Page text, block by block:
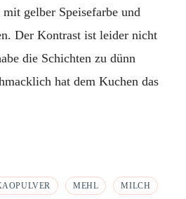
gelber Speisefarbe und
Der Kontrast ist leider nicht
die Schichten zu dünn
hat dem Kuchen das
MEHL MILCH